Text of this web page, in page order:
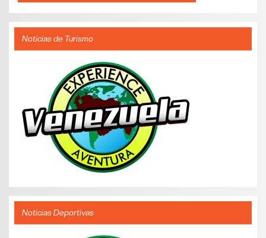
Noticias de Turismo
Noticias Deportivas